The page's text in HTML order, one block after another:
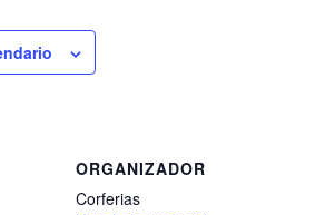
ORGANIZADOR
Corferias